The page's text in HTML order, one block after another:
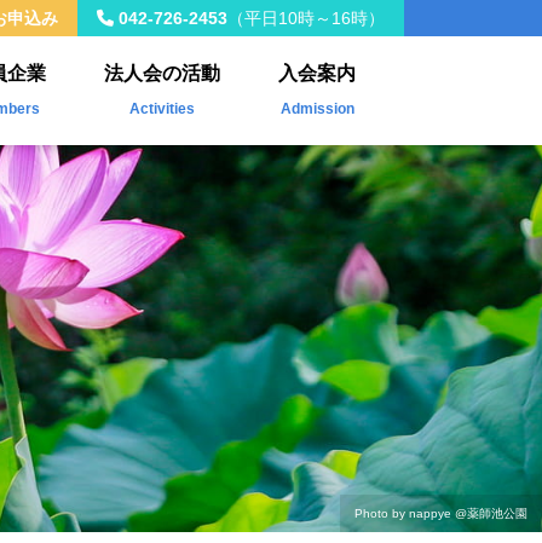
企業
会員
業
法人会の活動
Activities
年間事業計画
税制改正
社会貢献活動
Kawasemi
ザ・青年タイムス
会員交流・研修会
入会案内
Admission
申込み 042-726-2453 （平日10時～16時）
Photo by nappye@薬師池公園